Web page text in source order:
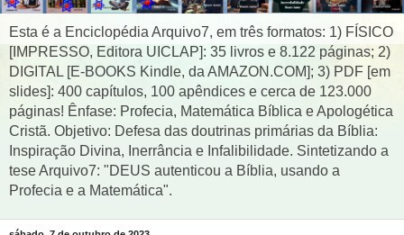
Esta é a Enciclopédia Arquivo7, em três formatos: 1) FÍSICO
[IMPRESSO, Editora UICLAP]: 35 livros e 8.122 páginas; 2)
DIGITAL [E-BOOKS Kindle, da AMAZON.COM]; 3) PDF [em
slides]: 400 capítulos, 100 apêndices e cerca de 123.000
páginas! Ênfase: Profecia, Matemática Bíblica e Apologética
Cristã. Objetivo: Defesa das doutrinas primárias da Bíblia:
Inspiração Divina, Inerrância e Infalibilidade. Sintetizando a
tese Arquivo7: "DEUS autenticou a Bíblia, usando a
Profecia e a Matemática".